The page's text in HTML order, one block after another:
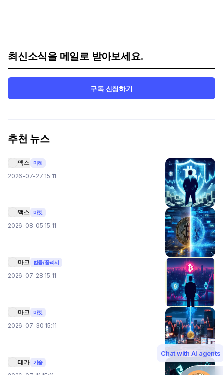
최신소식을 메일로 받아보세요.
구독 신청하기
추천 뉴스
맥스 마켓
2026-07-27 15:11
맥스 마켓
2026-08-05 15:11
마크 법률/폴리시
2026-07-28 15:11
마크 마켓
2026-07-30 15:11
테카 기술
Chat with AI agents